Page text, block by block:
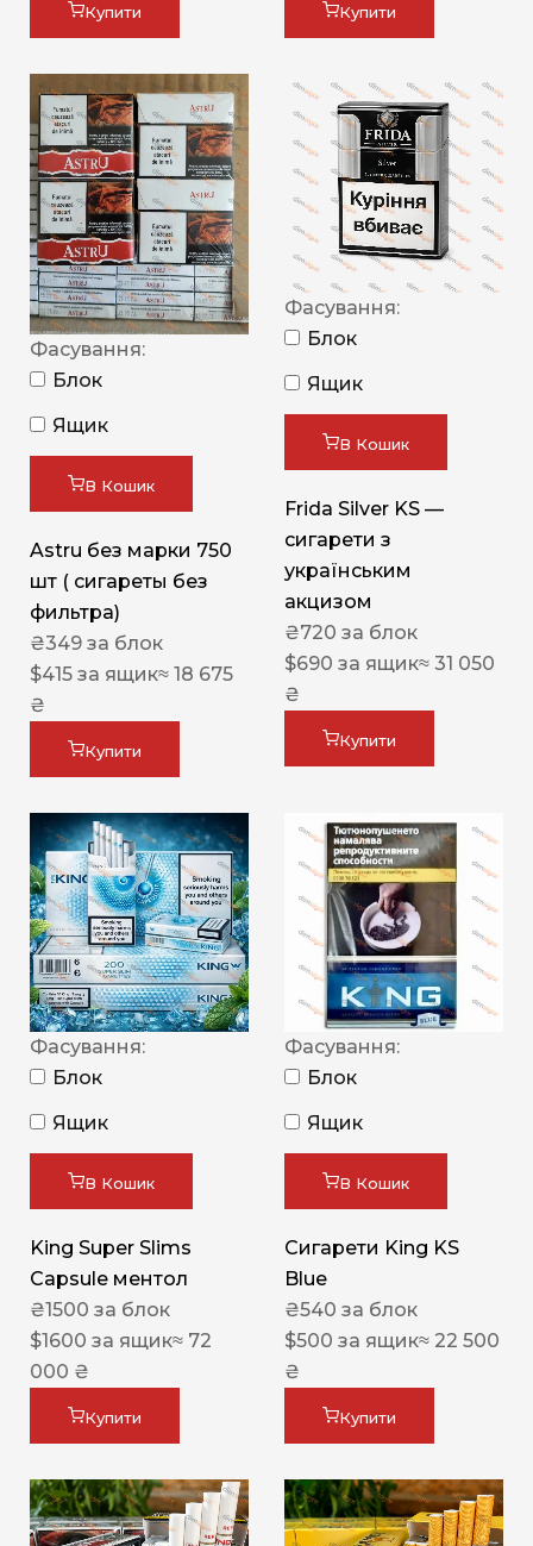
Купити Купити
Фасування:
Блок
Ящик
В Кошик
Astru без марки 750
шт ( сигареты без
фильтра)
₴349 за блок
$415 за ящик≈ 18 675
₴
Купити
Фасування:
Блок
Ящик
В Кошик
Frida Silver KS —
сигарети з
українським
акцизом
₴720 за блок
$690 за ящик≈ 31 050
₴
Купити
Фасування:
Блок
Ящик
В Кошик
King Super Slims
Capsule ментол
₴1500 за блок
$1600 за ящик≈ 72
000 ₴
Купити
Фасування:
Блок
Ящик
В Кошик
Сигарети King KS
Blue
₴540 за блок
$500 за ящик≈ 22 500
₴
Купити